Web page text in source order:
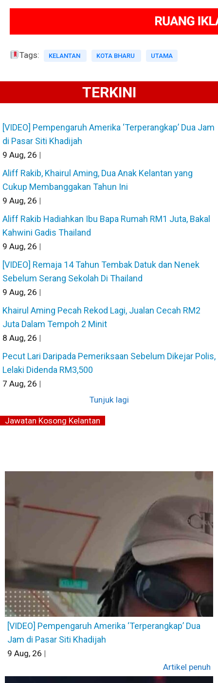
Tags: KELANTAN KOTA BHARU UTAMA
TERKINI
[VIDEO] Pempengaruh Amerika ‘Terperangkap’ Dua Jam
di Pasar Siti Khadijah
9 Aug, 26 |
Aliff Rakib, Khairul Aming, Dua Anak Kelantan yang
Cukup Membanggakan Tahun Ini
9 Aug, 26 |
Aliff Rakib Hadiahkan Ibu Bapa Rumah RM1 Juta, Bakal
Kahwini Gadis Thailand
9 Aug, 26 |
[VIDEO] Remaja 14 Tahun Tembak Datuk dan Nenek
Sebelum Serang Sekolah Di Thailand
9 Aug, 26 |
Khairul Aming Pecah Rekod Lagi, Jualan Cecah RM2
Juta Dalam Tempoh 2 Minit
8 Aug, 26 |
Pecut Lari Daripada Pemeriksaan Sebelum Dikejar Polis,
Lelaki Didenda RM3,500
7 Aug, 26 |
Tunjuk lagi
Jawatan Kosong Kelantan
[VIDEO] Pempengaruh Amerika ‘Terperangkap’ Dua
Jam di Pasar Siti Khadijah
9 Aug, 26 |
Artikel penuh